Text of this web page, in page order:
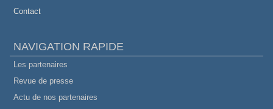
Contact
NAVIGATION RAPIDE
Les partenaires
Revue de presse
Actu de nos partenaires